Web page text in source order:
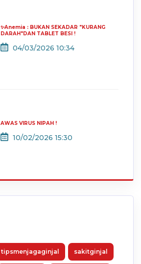
✨Anemia : BUKAN SEKADAR "KURANG
DARAH"DAN TABLET BESI !
04/03/2026 10:34
AWAS VIRUS NIPAH !
10/02/2026 15:30
tipsmenjagaginjal sakitginjal